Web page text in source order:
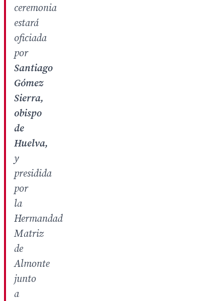
ceremonia
estará
oficiada
por
Santiago
Gómez
Sierra,
obispo
de
Huelva,
y
presidida
por
la
Hermandad
Matriz
de
Almonte
junto
a